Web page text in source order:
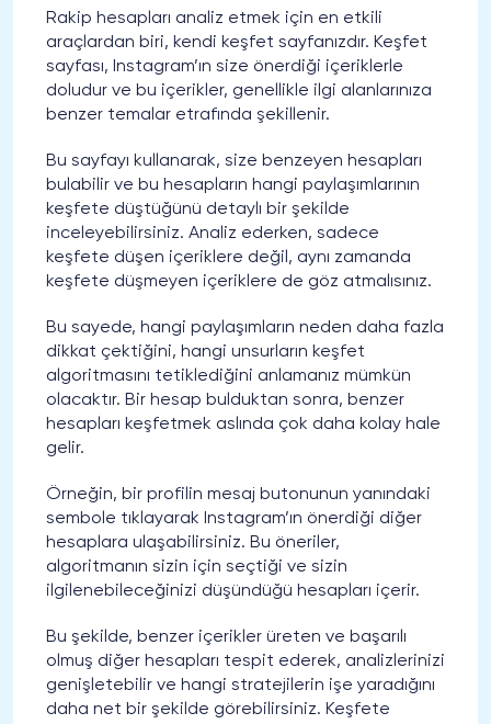
Rakip hesapları analiz etmek için en etkili
araçlardan biri, kendi keşfet sayfanızdır. Keşfet
sayfası, Instagram’ın size önerdiği içeriklerle
doludur ve bu içerikler, genellikle ilgi alanlarınıza
benzer temalar etrafında şekillenir.
Bu sayfayı kullanarak, size benzeyen hesapları
bulabilir ve bu hesapların hangi paylaşımlarının
keşfete düştüğünü detaylı bir şekilde
inceleyebilirsiniz. Analiz ederken, sadece
keşfete düşen içeriklere değil, aynı zamanda
keşfete düşmeyen içeriklere de göz atmalısınız.
Bu sayede, hangi paylaşımların neden daha fazla
dikkat çektiğini, hangi unsurların keşfet
algoritmasını tetiklediğini anlamanız mümkün
olacaktır. Bir hesap bulduktan sonra, benzer
hesapları keşfetmek aslında çok daha kolay hale
gelir.
Örneğin, bir profilin mesaj butonunun yanındaki
sembole tıklayarak Instagram’ın önerdiği diğer
hesaplara ulaşabilirsiniz. Bu öneriler,
algoritmanın sizin için seçtiği ve sizin
ilgilenebileceğinizi düşündüğü hesapları içerir.
Bu şekilde, benzer içerikler üreten ve başarılı
olmuş diğer hesapları tespit ederek, analizlerinizi
genişletebilir ve hangi stratejilerin işe yaradığını
daha net bir şekilde görebilirsiniz. Keşfete